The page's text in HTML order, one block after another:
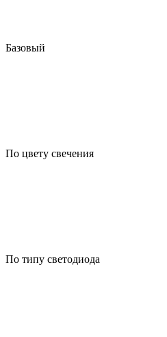
Базовый
По цвету свечения
По типу светодиода